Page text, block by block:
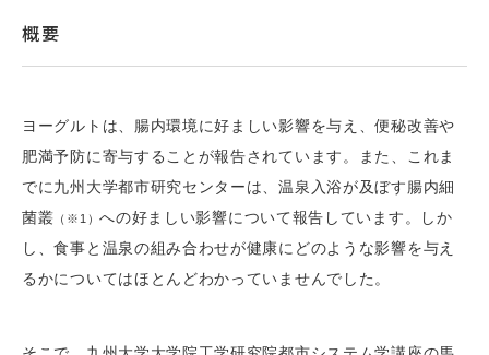
概要
ヨーグルトは、腸内環境に好ましい影響を与え、便秘改善や
肥満予防に寄与することが報告されています。また、これま
でに九州大学都市研究センターは、温泉入浴が及ぼす腸内細
菌叢 （※1）への好ましい影響について報告しています。しか
し、食事と温泉の組み合わせが健康にどのような影響を与え
るかについてはほとんどわかっていませんでした。